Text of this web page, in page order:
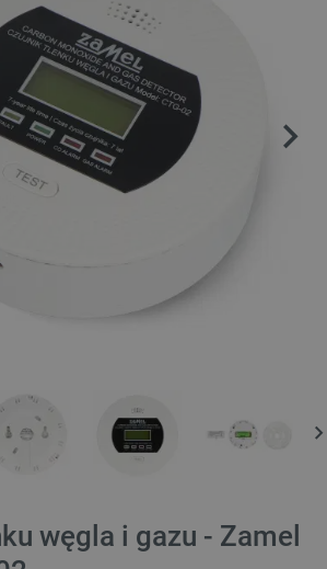
węgla i gazu - Zamel